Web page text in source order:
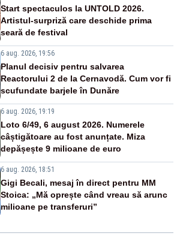
Start spectaculos la UNTOLD 2026.
Artistul-surpriză care deschide prima
seară de festival
6 aug. 2026, 19:56
Planul decisiv pentru salvarea
Reactorului 2 de la Cernavodă. Cum vor fi
scufundate barjele în Dunăre
6 aug. 2026, 19:19
Loto 6/49, 6 august 2026. Numerele
câștigătoare au fost anunțate. Miza
depășește 9 milioane de euro
6 aug. 2026, 18:51
Gigi Becali, mesaj în direct pentru MM
Stoica: „Mă oprește când vreau să arunc
milioane pe transferuri”